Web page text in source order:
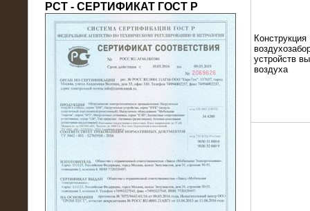
21.08.2016
На производственное предприятие
модули 20 МВт (0,4 кВ)
РСТ - СЕРТИФИКАТ ГОСТ Р
Конструкция
устройств
воздуха